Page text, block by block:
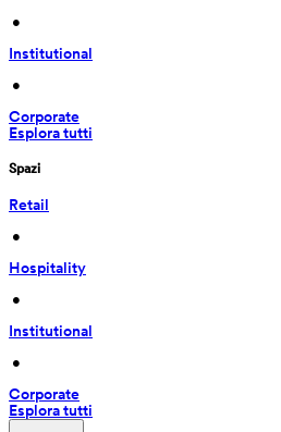
•
Institutional
•
Corporate
Esplora tutti
Spazi
Retail
•
Hospitality
•
Institutional
•
Corporate
Esplora tutti